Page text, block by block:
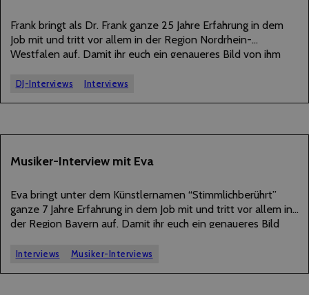
Frank bringt als Dr. Frank ganze 25 Jahre Erfahrung in dem
Job mit und tritt vor allem in der Region Nordrhein-
Westfalen auf. Damit ihr euch ein genaueres Bild von ihm
Fragen beantwortet.…
DJ-Interviews Interviews
15
Musiker-Interview mit Eva
Eva bringt unter dem Künstlernamen “Stimmlichberührt”
ganze 7 Jahre Erfahrung in dem Job mit und tritt vor allem in
der Region Bayern auf. Damit ihr euch ein genaueres Bild
Interview-Fragen…
Interviews Musiker-Interviews